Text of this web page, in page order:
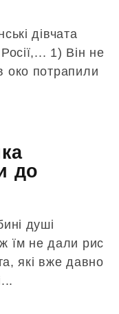
дівчата
1) Він не
око потрапили
до
душі
їм не дали рис
які вже давно